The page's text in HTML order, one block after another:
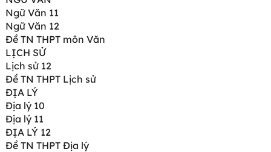
Ngữ Văn 11
Ngữ Văn 12
Đề TN THPT môn Văn
LỊCH SỬ
Lịch sử 12
Đề TN THPT Lịch sử
ĐỊA LÝ
Địa lý 10
Địa lý 11
ĐỊA LÝ 12
Đề TN THPT Địa lý